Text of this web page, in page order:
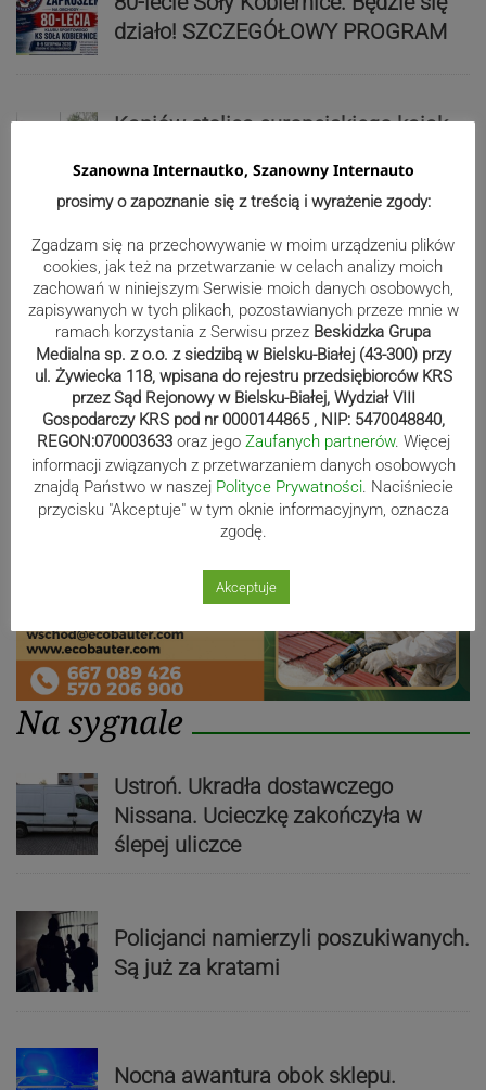
działo! SZCZEGÓŁOWY PROGRAM
Kaniów stolicą europejskiego kajak
Europy rywalizowało przez trzy dni
Nakamura z dubletem w Wiśle.
Dyskwalifikacja Waszka zmieniła
klasyfikację Polaków
Reklama
Na sygnale
Ustroń. Ukradła dostawczego
Nissana. Ucieczkę zakończyła w
ślepej uliczce
Policjanci namierzyli poszukiwanych.
Są już za kratami
Nocna awantura obok sklepu.
Szanowna Internautko, Szanowny Internauto
prosimy o zapoznanie się z treścią i wyrażenie zgody:
Zgadzam się na przechowywanie w moim urządzeniu plików
cookies, jak też na przetwarzanie w celach analizy moich
zachowań w niniejszym Serwisie moich danych osobowych,
zapisywanych w tych plikach, pozostawianych przeze mnie w
ramach korzystania z Serwisu przez Beskidzka Grupa
Medialna sp. z o.o. z siedzibą w Bielsku-Białej (43-300) przy
ul. Żywiecka 118, wpisana do rejestru przedsiębiorców KRS
przez Sąd Rejonowy w Bielsku-Białej, Wydział VIII
Gospodarczy KRS pod nr 0000144865 , NIP: 5470048840,
REGON:070003633 oraz jego Zaufanych partnerów. Więcej
informacji związanych z przetwarzaniem danych osobowych
znajdą Państwo w naszej Polityce Prywatności. Naciśniecie
przycisku "Akceptuje" w tym oknie informacyjnym, oznacza
zgodę.
Akceptuje